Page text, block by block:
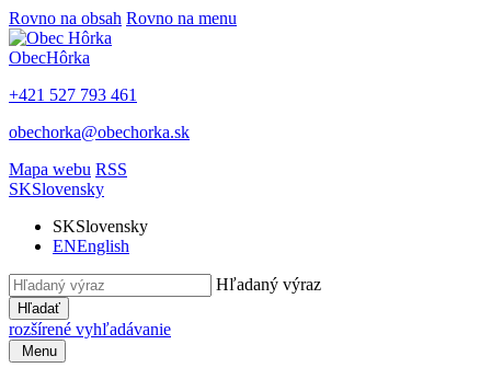
Rovno na obsah Rovno na menu
ObecHôrka
+421 527 793 461
obechorka@obechorka.sk
Mapa webu RSS
SKSlovensky
SKSlovensky
ENEnglish
Hľadaný výraz
Hľadať
rozšírené vyhľadávanie
Menu